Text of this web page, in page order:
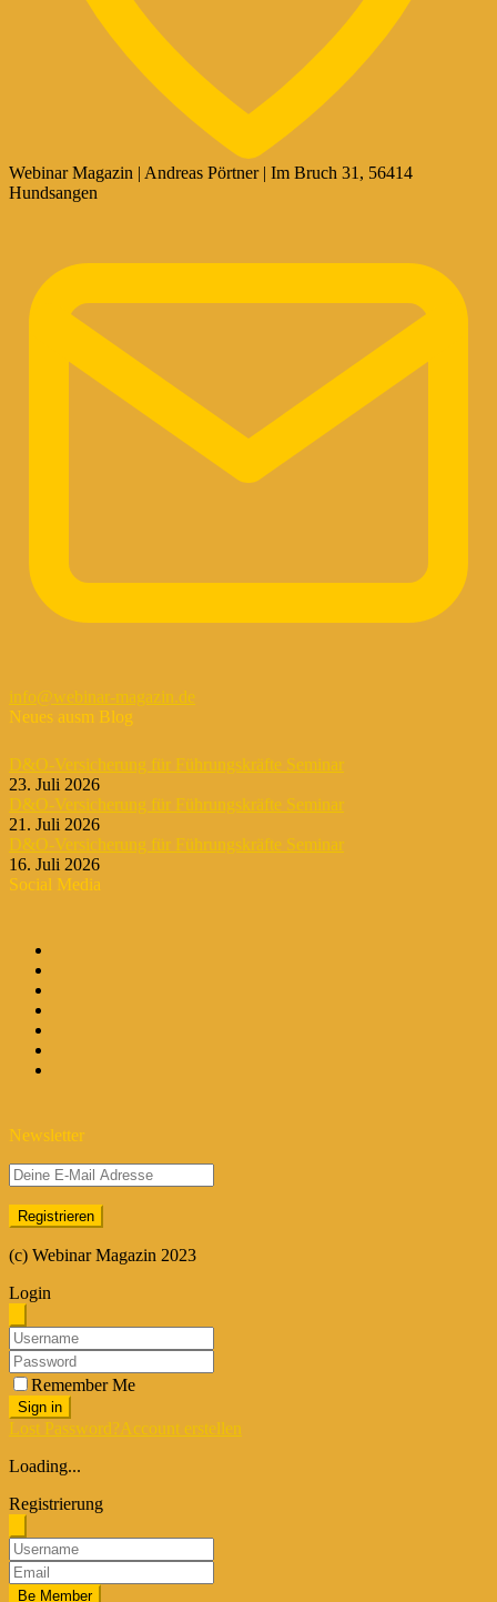
Webinar Magazin | Andreas Pörtner | Im Bruch 31, 56414
Hundsangen
info@webinar-magazin.de
Neues ausm Blog
D&O-Versicherung für Führungskräfte Seminar
23. Juli 2026
D&O-Versicherung für Führungskräfte Seminar
21. Juli 2026
D&O-Versicherung für Führungskräfte Seminar
16. Juli 2026
Social Media
Newsletter
(c) Webinar Magazin 2023
Login
Remember Me
Sign in
Lost Password?Account erstellen
Loading...
Registrierung
Be Member